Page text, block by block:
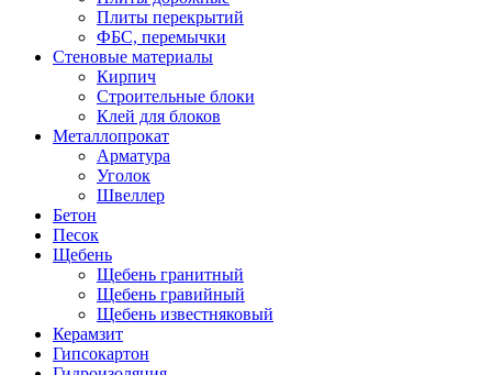
Плиты перекрытий
ФБС, перемычки
Стеновые материалы
Кирпич
Строительные блоки
Клей для блоков
Металлопрокат
Арматура
Уголок
Швеллер
Бетон
Песок
Щебень
Щебень гранитный
Щебень гравийный
Щебень известняковый
Керамзит
Гипсокартон